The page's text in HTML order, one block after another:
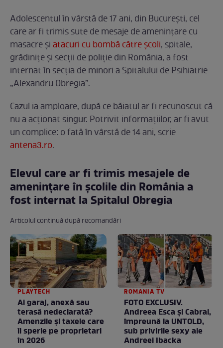
Adolescentul în vârstă de 17 ani, din București, cel
care ar fi trimis sute de mesaje de amenințare cu
masacre șiatacuri cu bombă către școli, spitale,
grădinițe și secții de poliție din România, a fost
internat în secția de minori a Spitalului de Psihiatrie
„Alexandru Obregia”.
Cazul ia amploare, după ce băiatul ar fi recunoscut că
nu a acționat singur. Potrivit informațiilor, ar fi avut
un complice: o fată în vârstă de 14 ani, scrie
antena3.ro.
Elevul care ar fi trimis mesajele de
amenințare în școlile din România a
fost internat la Spitalul Obregia
Articolul continuă după recomandări
PLAYTECH
Ai garaj, anexă sau
terasă nedeclarată?
Amenzile și taxele care
îi sperie pe proprietari
în 2026
ROMANIA TV
FOTO EXCLUSIV.
Andreea Esca şi Cabral,
împreună la UNTOLD,
sub privirile sexy ale
Andreei Ibacka